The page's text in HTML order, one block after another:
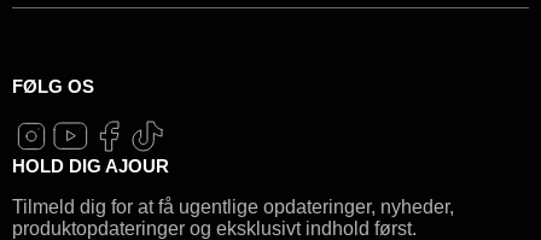
FØLG OS
HOLD DIG AJOUR
Tilmeld dig for at få ugentlige opdateringer, nyheder,
produktopdateringer og eksklusivt indhold først.